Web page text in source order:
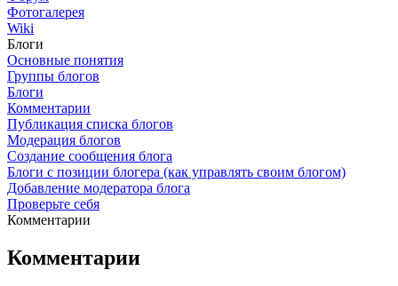
Фотогалерея
Wiki
Блоги
Основные понятия
Группы блогов
Блоги
Комментарии
Публикация списка блогов
Модерация блогов
Создание сообщения блога
Блоги с позиции блогера (как управлять своим блогом)
Добавление модератора блога
Проверьте себя
Комментарии
Комментарии